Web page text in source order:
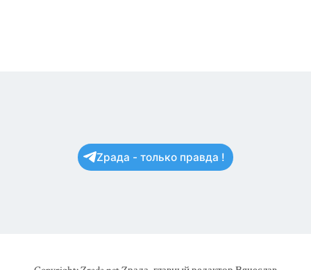
Zрада - только правда !